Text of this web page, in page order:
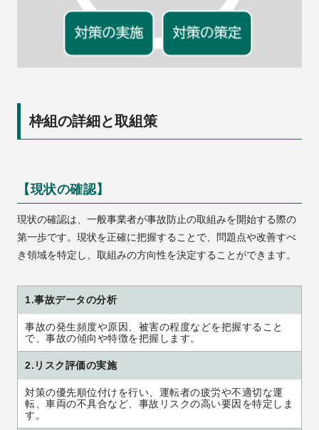
枠組の詳細と取組策
【現状の確認】
現状の確認は、一般事業者が事故防止の取組みを開始する際の
第一歩です。現状を正確に把握することで、問題点や改善すべ
き領域を特定し、取組みの方向性を決定することができます。
1.事故データの分析
事故の発生頻度や原因、被害の程度などを把握すること
で、事故の傾向や特徴を把握します。
2.リスク評価の実施
対策の優先順位付けを行い、運転者の疲労や不適切な運
転、車両の不具合など、事故リスクの高い要因を特定しま
す。